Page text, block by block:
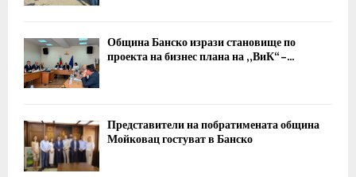
Община Банско изрази становище по
проекта на бизнес плана на „ВиК“ –...
Представители на побратимената община
Мойковац гостуват в Банско